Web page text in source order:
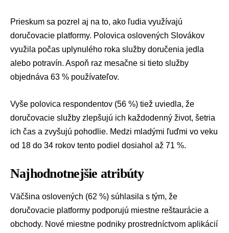
Prieskum sa pozrel aj na to, ako ľudia využívajú
doručovacie platformy. Polovica oslovených Slovákov
využila počas uplynulého roka služby doručenia jedla
alebo potravín. Aspoň raz mesačne si tieto služby
objednáva 63 % používateľov.
Vyše polovica respondentov (56 %) tiež uviedla, že
doručovacie služby zlepšujú ich každodenný život, šetria
ich čas a zvyšujú pohodlie. Medzi mladými ľuďmi vo veku
od 18 do 34 rokov tento podiel dosiahol až 71 %.
Najhodnotnejšie atribúty
Väčšina oslovených (62 %) súhlasila s tým, že
doručovacie platformy podporujú miestne reštaurácie a
obchody. Nové miestne podniky prostredníctvom aplikácií